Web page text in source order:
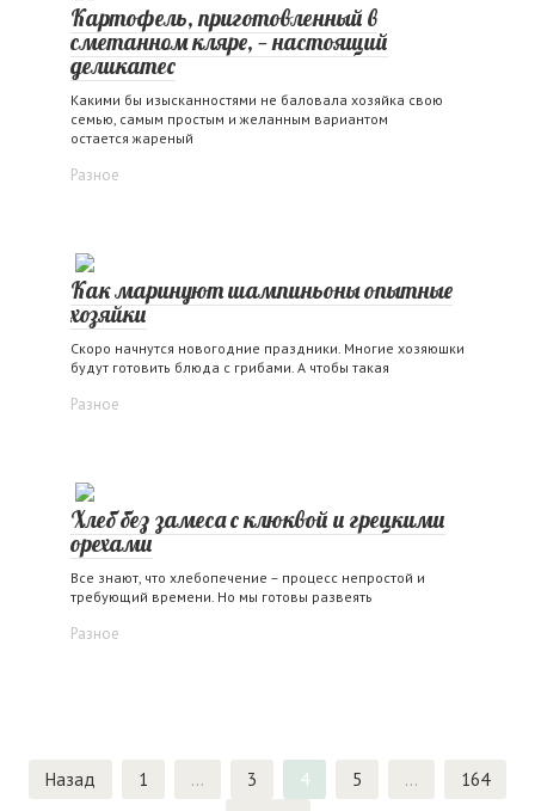
Картофель, приготовленный в
сметанном кляре, — настоящий
деликатес
Какими бы изысканностями не баловала хозяйка свою
семью, самым простым и желанным вариантом
остается жареный
Разное
Как маринуют шампиньоны опытные
хозяйки
Скоро начнутся новогодние праздники. Многие хозяюшки
будут готовить блюда с грибами. А чтобы такая
Разное
Хлеб без замеса с клюквой и грецкими
орехами
Все знают, что хлебопечение – процесс непростой и
требующий времени. Но мы готовы развеять
Разное
Пагинация
записей
Назад 1 … 3 4 5 …
164